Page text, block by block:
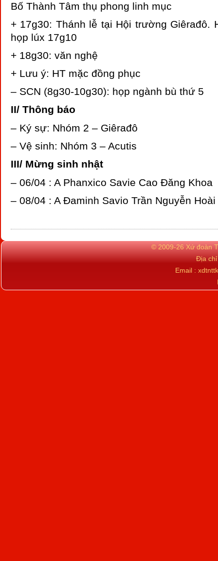
Bố Thành Tâm thụ phong linh mục
+ 17g30: Thánh lễ tại Hội trường Giêrađô.
họp lúx 17g10
+ 18g30: văn nghệ
+ Lưu ý: HT mặc đồng phục
– SCN (8g30-10g30): họp ngành bù thứ 5
II/ Thông báo
– Ký sự: Nhóm 2 – Giêrađô
– Vệ sinh: Nhóm 3 – Acutis
III/ Mừng sinh nhật
– 06/04 : A Phanxico Savie Cao Đăng Khoa
– 08/04 : A Đaminh Savio Trần Nguyễn Hoài
© 2009-26 Xứ đoàn
Địa
Email :